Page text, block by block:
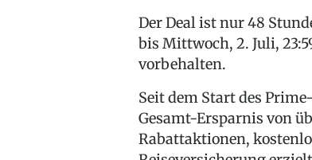
Der Deal ist nur 48
bis Mittwoch, 2. Juli,
vorbehalten.
Seit dem Start des
Gesamt-Ersparnis von
Rabattaktionen,